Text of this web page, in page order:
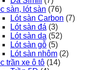
sàn, lót sàn (76)
Lót sàn Carbon (7)
Lót sàn đá (3)
Lót sàn da (52)
Lót sàn gỗ (5)
Lót sàn nhôm (2)
trần xe ô tô (14)